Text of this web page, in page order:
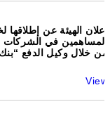
إعلان الهيئة عن
من خلال وكيل الدفع
View